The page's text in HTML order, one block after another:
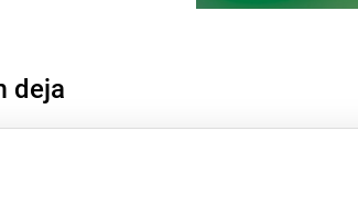
deja